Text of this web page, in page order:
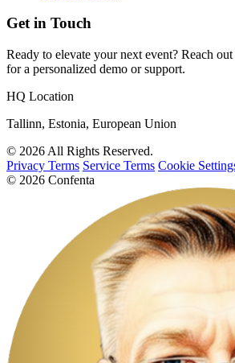
Get in Touch
Ready to elevate your next event? Reach
for a personalized demo or support.
HQ Location
Tallinn, Estonia, European Union
© 2026 All Rights Reserved.
Privacy Terms Service Terms Cookie
© 2026 Confenta